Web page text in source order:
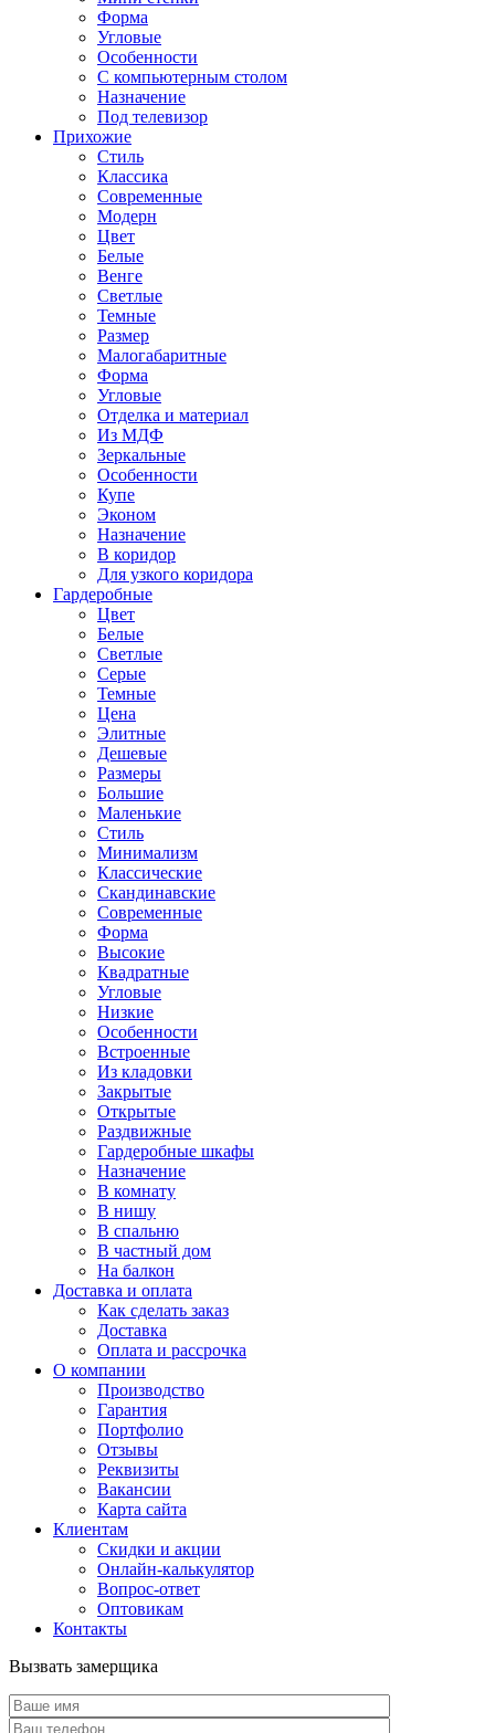
Форма
Угловые
Особенности
С компьютерным столом
Назначение
Под телевизор
Прихожие
Стиль
Классика
Современные
Модерн
Цвет
Белые
Венге
Светлые
Темные
Размер
Малогабаритные
Форма
Угловые
Отделка и материал
Из МДФ
Зеркальные
Особенности
Купе
Эконом
Назначение
В коридор
Для узкого коридора
Гардеробные
Цвет
Белые
Светлые
Серые
Темные
Цена
Элитные
Дешевые
Размеры
Большие
Маленькие
Стиль
Минимализм
Классические
Скандинавские
Современные
Форма
Высокие
Квадратные
Угловые
Низкие
Особенности
Встроенные
Из кладовки
Закрытые
Открытые
Раздвижные
Гардеробные шкафы
Назначение
В комнату
В нишу
В спальню
В частный дом
На балкон
Доставка и оплата
Как сделать заказ
Доставка
Оплата и рассрочка
О компании
Производство
Гарантия
Портфолио
Отзывы
Реквизиты
Вакансии
Карта сайта
Клиентам
Скидки и акции
Онлайн-калькулятор
Вопрос-ответ
Оптовикам
Контакты
Вызвать замерщика